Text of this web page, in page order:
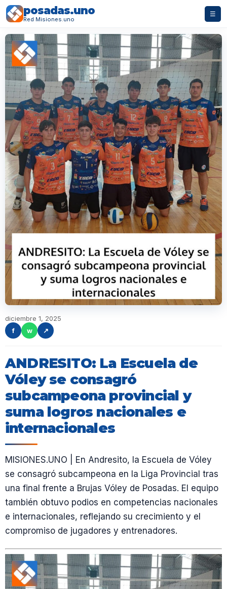
posadas.uno
Red Misiones.uno
☰
diciembre 1, 2025
f
w ↗
ANDRESITO: La Escuela de
Vóley se consagró
subcampeona provincial y
suma logros nacionales e
internacionales
MISIONES.UNO | En Andresito, la Escuela de Vóley
se consagró subcampeona en la Liga Provincial tras
una final frente a Brujas Vóley de Posadas. El equipo
también obtuvo podios en competencias nacionales
e internacionales, reflejando su crecimiento y el
compromiso de jugadores y entrenadores.